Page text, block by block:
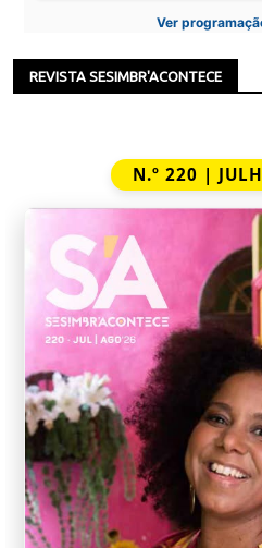
Ver
REVISTA SESIMBR'ACONTECE
N.º 220 |